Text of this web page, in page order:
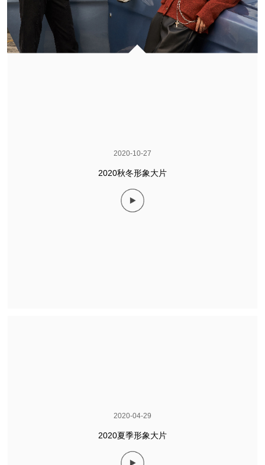
2020-10-27
2020秋冬形象大片
2020-04-29
2020夏季形象大片